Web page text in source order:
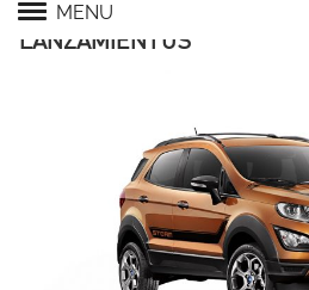
MENU
LANZAMIENTOS